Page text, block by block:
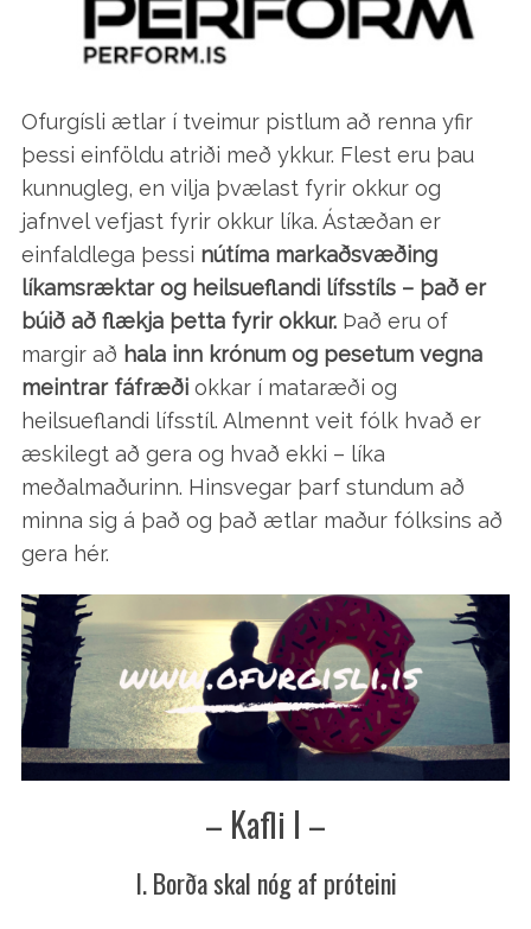
Ofurgísli ætlar í tveimur pistlum að renna yfir
þessi einföldu atriði með ykkur. Flest eru þau
kunnugleg, en vilja þvælast fyrir okkur og
jafnvel vefjast fyrir okkur líka. Ástæðan er
einfaldlega þessi nútíma markaðsvæðing
líkamsræktar og heilsueflandi lífsstíls – það er
búið að flækja þetta fyrir okkur.Það eru of
margir að hala inn krónum og pesetum vegna
meintrar fáfræðiokkar í mataræði og
heilsueflandi lífsstíl. Almennt veit fólk hvað er
æskilegt að gera og hvað ekki – líka
meðalmaðurinn. Hinsvegar þarf stundum að
minna sig á það og það ætlar maður fólksins að
gera hér.
– Kafli I –
I. Borða skal nóg af próteini